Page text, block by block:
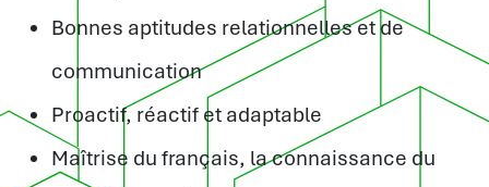
Bonnes aptitudes relationnelles et de
communication
Proactif, réactif et adaptable
Maîtrise du français, la connaissance du